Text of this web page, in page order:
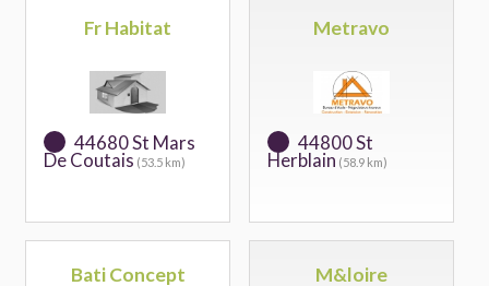
Fr Habitat
44680 St Mars
De Coutais (53.5 km)
Metravo
44800 St
Herblain (58.9 km)
Bati Concept M&loire